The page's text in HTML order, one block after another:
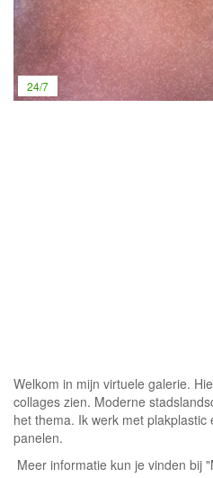
24/7
Welkom in mijn virtuele galerie.
collages zien. Moderne
het thema. Ik werk met
panelen.
Meer informatie kun je vinden bij